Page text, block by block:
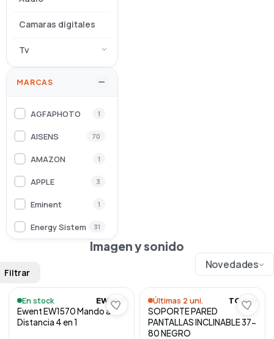
Camaras digitales
Tv
MARCAS
AGFAPHOTO 1
AISENS 70
AMAZON 1
APPLE 3
Eminent 1
Energy Sistem 31
23
Logitech 2
Imagen y sonido
Filtrar
Novedades
En stock EWENT
Ewent EW1570 Mando a
Distancia 4 en 1
Últimas 2 uni. TOOQ
SOPORTE PARED
PANTALLAS INCLINABLE 37-
80 NEGRO